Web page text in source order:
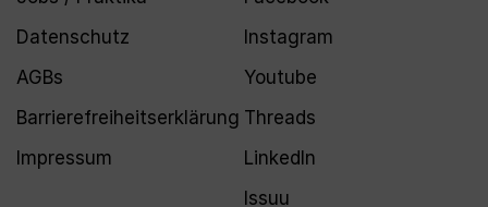
Datenschutz
AGBs
Barrierefreiheitserklärung
Impressum
Instagram
Youtube
Threads
LinkedIn
Issuu